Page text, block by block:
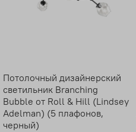
Потолочный дизайнерский
светильник Branching
Bubble от Roll & Hill (Lindsey
Adelman) (5 плафонов,
черный)